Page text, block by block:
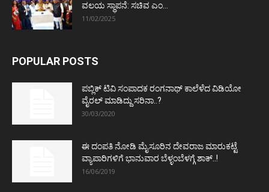
ವಲಯ ಸ್ಥಾಪನೆ: ಸಚಿವ ಎಂ...
11/02/2025
POPULAR POSTS
ಪಬ್ಲಿಕ್ ಟಿವಿ ಸಂಪಾದಕ ರಂಗನಾಥ್ ಕಾಲೆಳೆದ ವಿಡಿಯೋ
ವೈರಲ್ ಮಾಡಿದ್ದು ಸರಿನಾ..?
30/03/2020
ಈ ದಂಪತಿ ನೋಡಿ ಮೈಸೂರಿನ ದೇವರಾಜ ಮಾರುಕಟ್ಟೆ
ವ್ಯಾಪಾರಿಗಳಿಗೆ ಭಾನುವಾರ ಬೆಳ್ಳಂಬೆಳಗ್ಗೆ ಶಾಕ್..!
16/06/2019